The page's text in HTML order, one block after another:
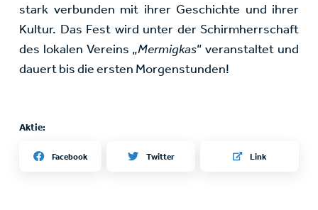
stark verbunden mit ihrer Geschichte und ihrer
Kultur. Das Fest wird unter der Schirmherrschaft
des lokalen Vereins „Mermigkas“ veranstaltet und
dauert bis die ersten Morgenstunden!
Aktie:
Facebook Twitter Link